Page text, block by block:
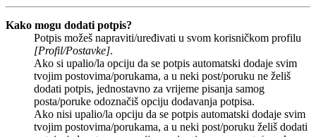
Kako mogu dodati potpis?
Potpis možeš napraviti/uređivati u svom korisničkom profilu
[Profil/Postavke].
Ako si upalio/la opciju da se potpis automatski dodaje svim
tvojim postovima/porukama, a u neki post/poruku ne želiš
dodati potpis, jednostavno za vrijeme pisanja samog
posta/poruke odoznačiš opciju dodavanja potpisa.
Ako nisi upalio/la opciju da se potpis automatski dodaje svim
tvojim postovima/porukama, a u neki post/poruku želiš dodati